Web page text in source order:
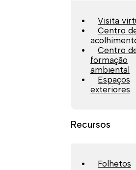
Visita
Centro
Centro
formação
ambiental
Espaços
exteriores
Recursos
Folhetos